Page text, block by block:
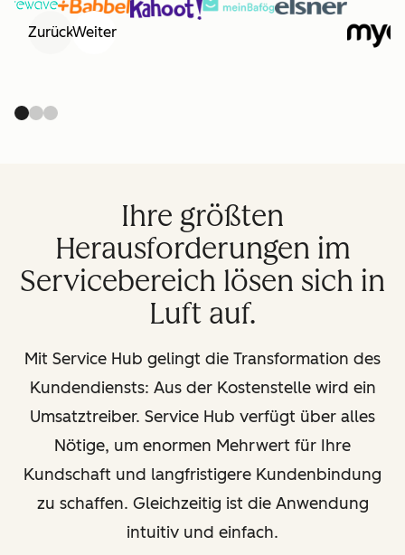
ZurückWeiter
Ihre größten
Herausforderungen im
Servicebereich lösen sich in
Luft auf.
Mit Service Hub gelingt die Transformation des
Kundendiensts: Aus der Kostenstelle wird ein
Umsatztreiber. Service Hub verfügt über alles
Nötige, um enormen Mehrwert für Ihre
Kundschaft und langfristigere Kundenbindung
zu schaffen. Gleichzeitig ist die Anwendung
intuitiv und einfach.